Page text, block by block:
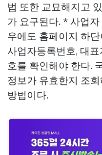
법 또한 교묘해지고
가 요구된다. * 사업
우에도 홈페이지 하
사업자등록번호, 대
호를 확인해야 한다.
정보가 유효한지 조
방법이다.